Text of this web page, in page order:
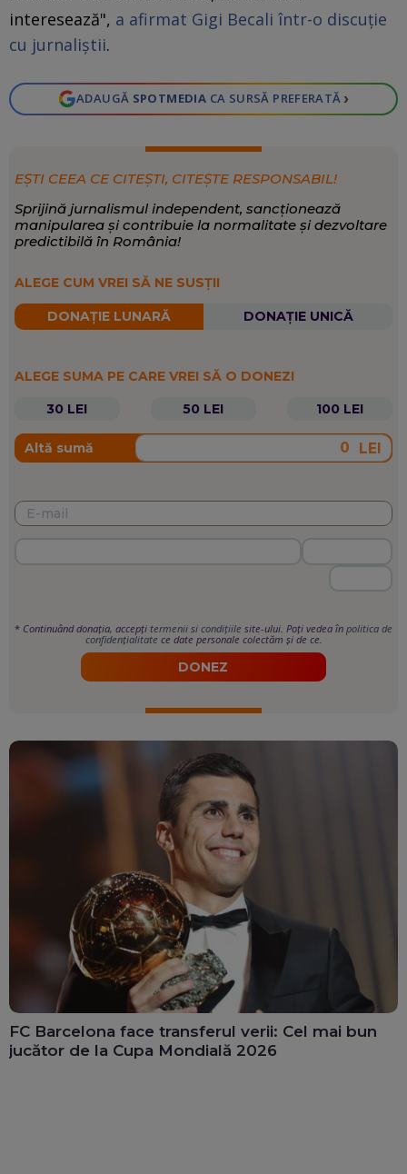
interesează", a afirmat Gigi Becali într-o discuție
cu jurnaliștii.
ADAUGĂ SPOTMEDIA CA SURSĂ PREFERATĂ ›
EȘTI CEEA CE CITEȘTI, CITEȘTE RESPONSABIL!
Sprijină jurnalismul independent, sancționează
manipularea și contribuie la normalitate și dezvoltare
predictibilă în România!
ALEGE CUM VREI SĂ NE SUSȚII
DONAȚIE LUNARĂ DONAȚIE UNICĂ
ALEGE SUMA PE CARE VREI SĂ O DONEZI
30 LEI
50 LEI 100 LEI
Altă sumă LEI
* Continuând donația, accepți termenii si condițiile site-ului. Poți vedea în politica de
confidențialitate ce date personale colectăm și de ce.
DONEZ
FC Barcelona face transferul verii: Cel mai bun
jucător de la Cupa Mondială 2026